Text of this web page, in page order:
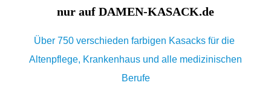
nur auf DAMEN-KASACK.de
Über 750 verschieden farbigen Kasacks für die
Altenpflege, Krankenhaus und alle medizinischen
Berufe